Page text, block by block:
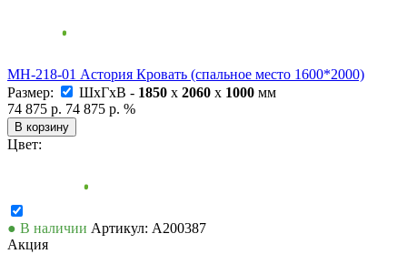
МН-218-01 Астория Кровать (спальное место 1600*2000)
Размер:
ШxГxВ - 1850 x 2060 x 1000 мм
74 875 р. 74 875 р. %
В корзину
Цвет:
● В наличии Артикул: А200387
Акция